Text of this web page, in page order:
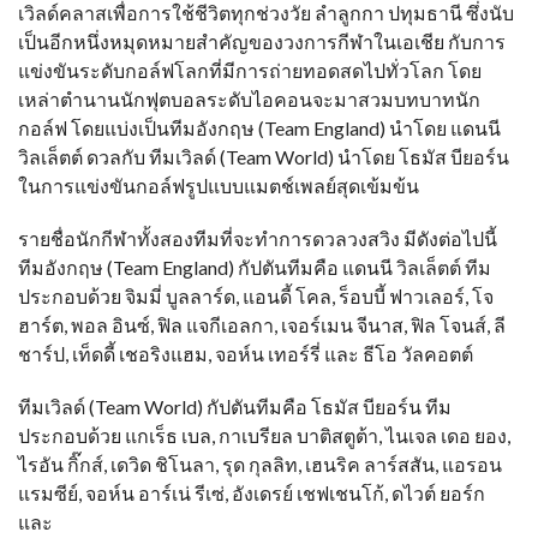
เวิลด์คลาสเพื่อการใช้ชีวิตทุกช่วงวัย ลำลูกกา ปทุมธานี ซึ่งนับ
เป็นอีกหนึ่งหมุดหมายสำคัญของวงการกีฬาในเอเชีย กับการ
แข่งขันระดับกอล์ฟโลกที่มีการถ่ายทอดสดไปทั่วโลก โดย
เหล่าตำนานนักฟุตบอลระดับไอคอนจะมาสวมบทบาทนัก
กอล์ฟ โดยแบ่งเป็นทีมอังกฤษ (Team England) นำโดย แดนนี
วิลเล็ตต์ ดวลกับ ทีมเวิลด์ (Team World) นำโดย โธมัส บียอร์น
ในการแข่งขันกอล์ฟรูปแบบแมตช์เพลย์สุดเข้มข้น
รายชื่อนักกีฬาทั้งสองทีมที่จะทำการดวลวงสวิง มีดังต่อไปนี้
ทีมอังกฤษ (Team England) กัปตันทีมคือ แดนนี วิลเล็ตต์ ทีม
ประกอบด้วย จิมมี่ บูลลาร์ด, แอนดี้ โคล, ร็อบบี้ ฟาวเลอร์, โจ
ฮาร์ต, พอล อินซ์, ฟิล แจกีเอลกา, เจอร์เมน จีนาส, ฟิล โจนส์, ลี
ชาร์ป, เท็ดดี้ เชอริงแฮม, จอห์น เทอร์รี่ และ ธีโอ วัลคอตต์
ทีมเวิลด์ (Team World) กัปตันทีมคือ โธมัส บียอร์น ทีม
ประกอบด้วย แกเร็ธ เบล, กาเบรียล บาติสตูต้า, ไนเจล เดอ ยอง,
ไรอัน กิ๊กส์, เดวิด ชิโนลา, รุด กุลลิท, เฮนริค ลาร์สสัน, แอรอน
แรมซีย์, จอห์น อาร์เน่ รีเซ่, อังเดรย์ เชฟเชนโก้, ดไวต์ ยอร์ก
และ